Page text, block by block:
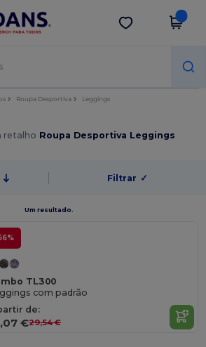
na app!
Obter app
Roupa Desportiva Leggings
retalho Roupa Desportiva Leggings
Filtrar ✓
Um resultado.
TL300
com padrão
de:
€29,54 €